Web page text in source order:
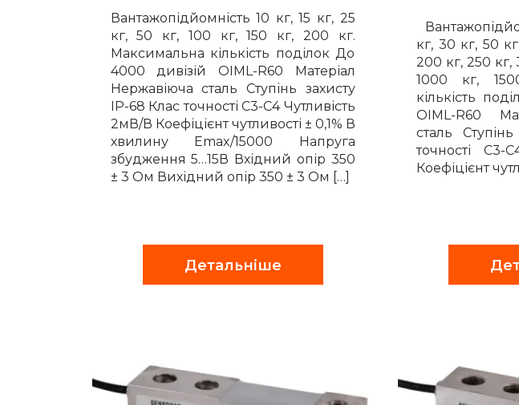
Вантажопідйомність 10 кг, 15 кг, 25
кг, 50 кг, 100 кг, 150 кг, 200 кг.
Максимальна кількість поділок До
4000 дивізій OIML-R60 Матеріал
Нержавіюча сталь Ступінь захисту
IP-68 Клас точності С3-С4 Чутливість
2мВ/В Коефіцієнт чутливості ± 0,1% В
хвилину Emax/15000 Напруга
збудження 5…15В Вхідний опір 350
± 3 Ом Вихідний опір 350 ± 3 Ом […]
Детальніше
кг, 30 кг, 50
200 кг, 250 кг,
1000 кг,
кількість
OIML-R60
сталь
точності С3-
Коефіцієнт